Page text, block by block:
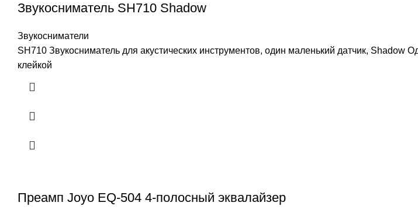
Звукосниматель SH710 Shadow
Звукосниматели
SH710 Звукосниматель для акустических инструментов, один маленький датчик,
клейкой
Преамп Joyo EQ-504 4-полосный эквалайзер